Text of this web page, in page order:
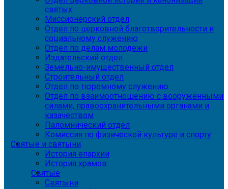
святых
Миссионерский отдел
Отдел по церковной благотворительности и
социальному служению
Отдел по делам молодежи
Издательский отдел
Земельно-имущественный отдел
Строительный отдел
Отдел по тюремному служению
Отдел по взаимоотношению с вооруженными
силами, правоохранительными органами и
казачеством
Паломнический отдел
Комиссия по физической культуре и спорту
Святые и святыни
История епархии
История храмов
Святые
Святыни